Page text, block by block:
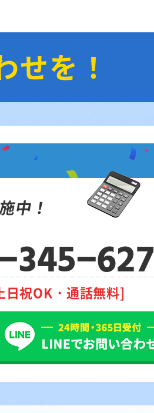
せを！
中！
345-627
日祝OK・通話無料]